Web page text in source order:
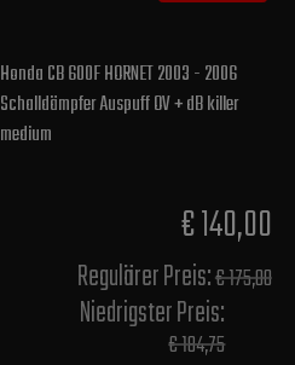
Honda CB 600F HORNET 2003 - 2006
Schalldämpfer Auspuff OV + dB killer
medium
€ 140,00
Regulärer Preis:€ 175,00
Niedrigster Preis:
€ 184,75